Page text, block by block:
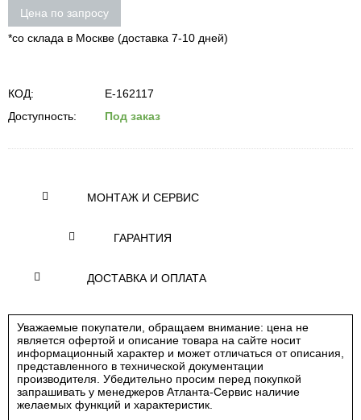
Цена по запросу
*со склада в Москве (доставка 7-10 дней)
КОД:
E-162117
Доступность:
Под заказ
МОНТАЖ И СЕРВИС
ГАРАНТИЯ
ДОСТАВКА И ОПЛАТА
Уважаемые покупатели, обращаем внимание: цена не
является офертой и описание товара на сайте носит
информационный характер и может отличаться от описания,
представленного в технической документации
производителя. Убедительно просим перед покупкой
запрашивать у менеджеров Атланта-Сервис наличие
желаемых функций и характеристик.